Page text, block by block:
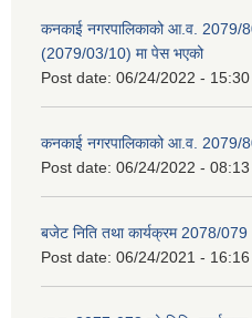
कनकाई नगरपालिकाको आ.व. 2079/
(2079/03/10) मा पेस भएको
Post date: 06/24/2022 - 15:30
कनकाई नगरपालिकाको आ.व. 2079/
Post date: 06/24/2022 - 08:13
बजेट निति तथा कार्यक्रम 2078/079
Post date: 06/24/2021 - 16:16